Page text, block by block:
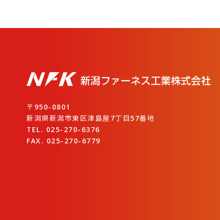
〒950-0801
新潟県新潟市東区津島屋7丁目57番地
TEL. 025-270-6376
FAX. 025-270-6779